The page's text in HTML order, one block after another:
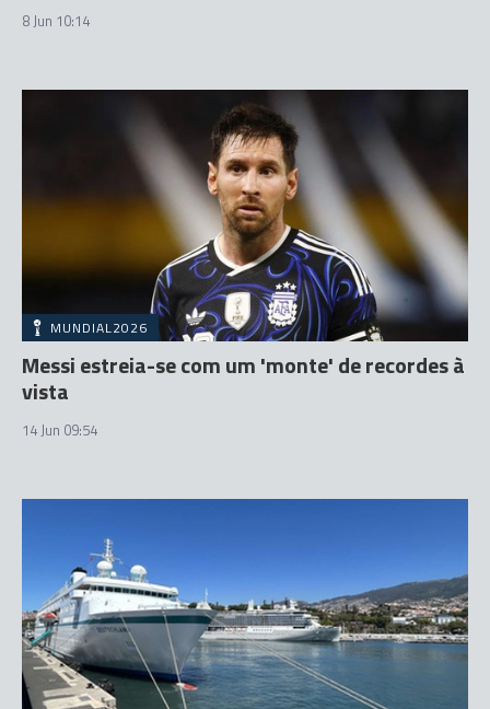
8 Jun 10:14
MUNDIAL2026
Messi estreia-se com um 'monte' de recordes à
vista
14 Jun 09:54